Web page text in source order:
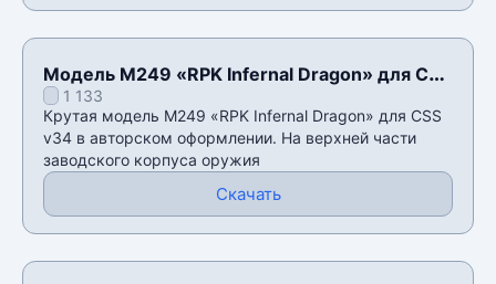
Модель M249 «RPK Infernal Dragon» для CSS
v341 133
Крутая модель M249 «RPK Infernal Dragon» для CSS
v34 в авторском оформлении. На верхней части
заводского корпуса оружия
Скачать